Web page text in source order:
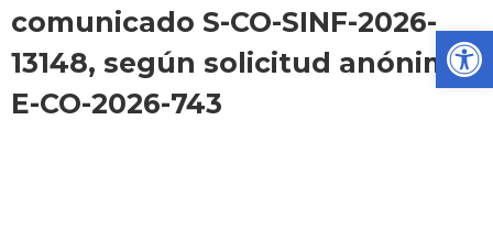
comunicado S-CO-SINF-2026-
13148, según solicitud anónima
E-CO-2026-743